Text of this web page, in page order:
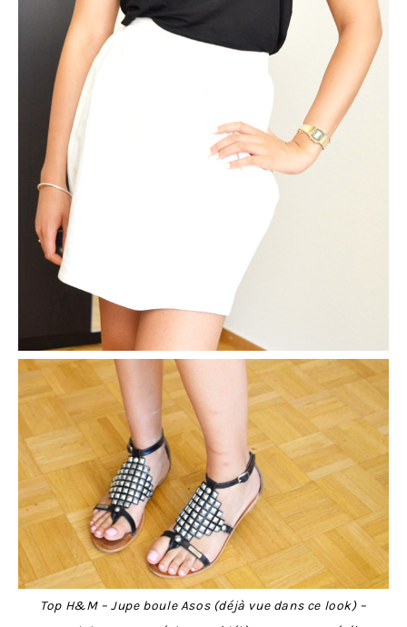
Top H&M – Jupe boule Asos (déjà vue dans ce look) –